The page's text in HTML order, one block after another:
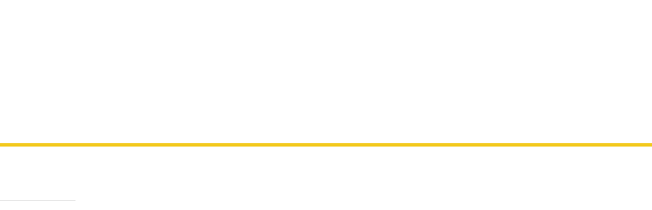
Caferağa Mah. Dr. Şakir Paşa Sok. No3/A Kadıköy İstanbul